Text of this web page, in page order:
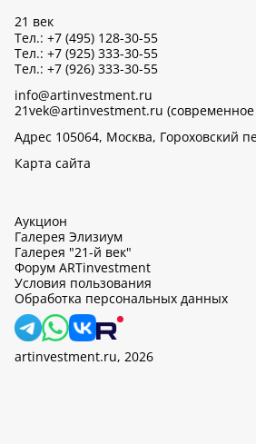
21 век
Тел.: +7 (495) 128-30-55
Тел.: +7 (925) 333-30-55
Тел.: +7 (926) 333-30-55
info@artinvestment.ru
21vek@artinvestment.ru (современное
Адрес 105064, Москва, Гороховский
Карта сайта
Аукцион
Галерея Элизиум
Галерея "21-й век"
Форум ARTinvestment
Условия пользования
Обработка персональных данных
artinvestment.ru, 2026